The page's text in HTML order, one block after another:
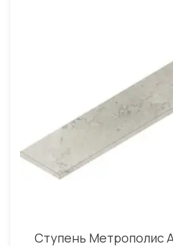
Ступень Метрополис